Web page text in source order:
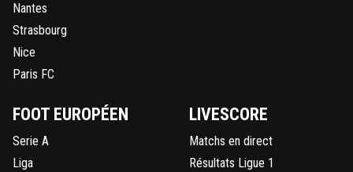
Nantes
Strasbourg
Nice
Paris FC
FOOT EUROPÉEN
Serie A
Liga
LIVESCORE
Matchs en direct
Résultats Ligue 1